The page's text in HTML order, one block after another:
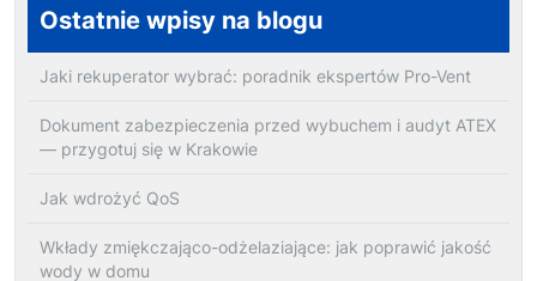
Ostatnie wpisy na blogu
Jaki rekuperator wybrać: poradnik ekspertów Pro-Vent
Dokument zabezpieczenia przed wybuchem i audyt ATEX
— przygotuj się w Krakowie
Jak wdrożyć QoS
Wkłady zmiękczająco-odżelaziające: jak poprawić jakość
wody w domu